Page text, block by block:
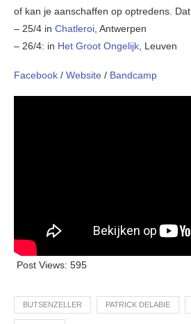
of kan je aanschaffen op optredens.
– 25/4 in Chatleroi , Antwerpen
– 26/4: in Het Groot Ongelijk , Leuven
Facebook / Website / Bandcamp
Post Views: 595
BUTSENZELLER PATRICK DELABIE